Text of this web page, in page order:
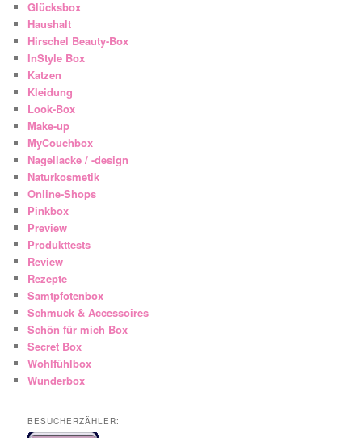
Glücksbox
Haushalt
Hirschel Beauty-Box
InStyle Box
Katzen
Kleidung
Look-Box
Make-up
MyCouchbox
Nagellacke / -design
Naturkosmetik
Online-Shops
Pinkbox
Preview
Produkttests
Review
Rezepte
Samtpfotenbox
Schmuck & Accessoires
Schön für mich Box
Secret Box
Wohlfühlbox
Wunderbox
BESUCHERZÄHLER: